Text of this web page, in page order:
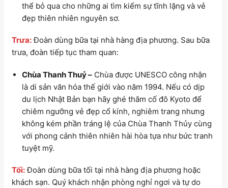
thể bỏ qua cho những ai tìm kiếm sự tĩnh lặng và vẻ
đẹp thiên nhiên nguyên sơ.
Trưa:Đoàn dùng bữa tại nhà hàng địa phương. Sau bữa
trưa, đoàn tiếp tục tham quan:
Chùa Thanh Thuỷ – Chùa được UNESCO công nhận
là di sản văn hóa thế giới vào năm 1994. Nếu có dịp
du lịch Nhật Bản bạn hãy ghé thăm cố đô Kyoto để
chiêm ngưỡng vẻ đẹp cổ kính, nghiêm trang nhưng
không kém phần tráng lệ của Chùa Thanh Thủy cùng
với phong cảnh thiên nhiên hài hòa tựa như bức tranh
tuyệt mỹ.
Tối:Đoàn dùng bữa tối tại nhà hàng địa phương hoặc
khách sạn. Quý khách nhận phòng nghỉ ngơi và tự do